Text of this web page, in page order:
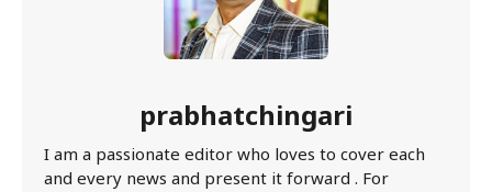
prabhatchingari
I am a passionate editor who loves to cover each
and every news and present it forward . For